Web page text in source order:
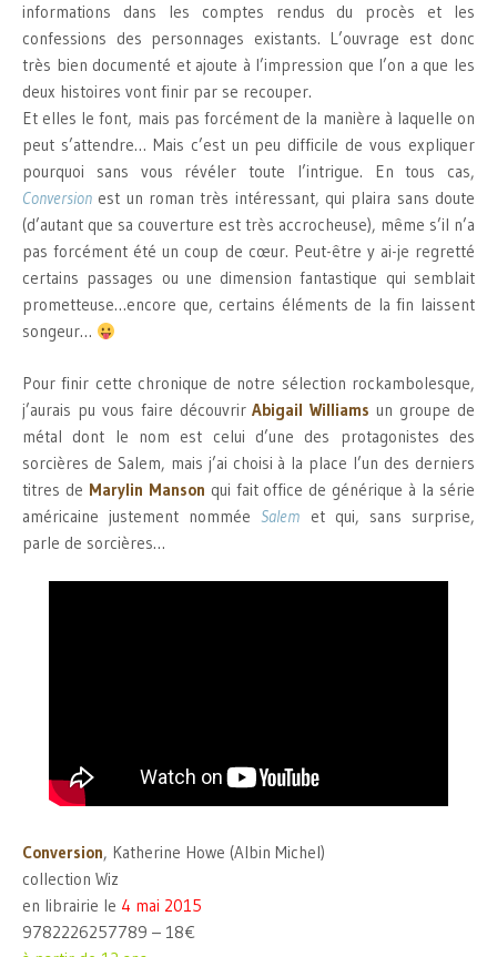
informations dans les comptes rendus du procès et les
confessions des personnages existants. L’ouvrage est donc
très bien documenté et ajoute à l’impression que l’on a que les
deux histoires vont finir par se recouper.
Et elles le font, mais pas forcément de la manière à laquelle on
peut s’attendre… Mais c’est un peu difficile de vous expliquer
pourquoi sans vous révéler toute l’intrigue. En tous cas,
Conversion est un roman très intéressant, qui plaira sans doute
(d’autant que sa couverture est très accrocheuse), même s’il n’a
pas forcément été un coup de cœur. Peut-être y ai-je regretté
certains passages ou une dimension fantastique qui semblait
prometteuse…encore que, certains éléments de la fin laissent
songeur…
Pour finir cette chronique de notre sélection rockambolesque,
j’aurais pu vous faire découvrirAbigail Williams un groupe de
métal dont le nom est celui d’une des protagonistes des
sorcières de Salem, mais j’ai choisi à la place l’un des derniers
titres de Marylin Manson qui fait office de générique à la série
américaine justement nommée Salem et qui, sans surprise,
parle de sorcières…
Conversion, Katherine Howe (Albin Michel)
collection Wiz
en librairie le 4 mai 2015
9782226257789 – 18€